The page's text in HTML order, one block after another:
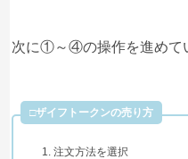
次に①～④の操作を進めて
□ザイフトークンの売り方
注文方法を選択